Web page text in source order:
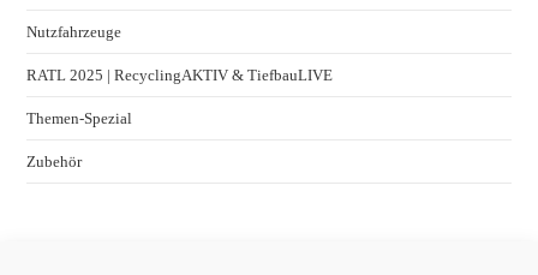
Nutzfahrzeuge
RATL 2025 | RecyclingAKTIV & TiefbauLIVE
Themen-Spezial
Zubehör